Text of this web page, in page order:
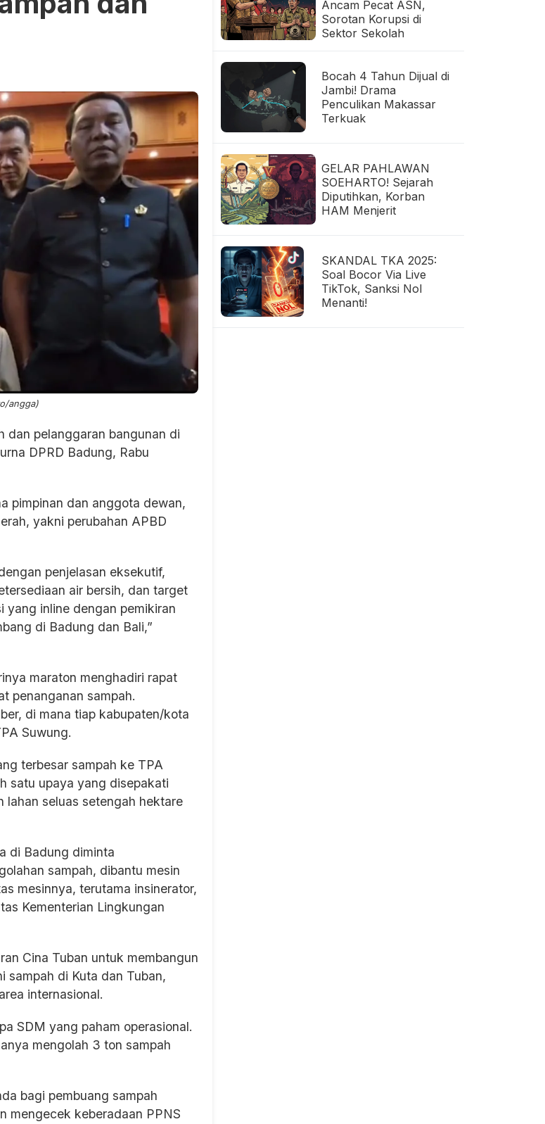
angga)
dan pelanggaran bangunan di
DPRD Badung, Rabu
pimpinan dan anggota dewan,
yakni perubahan APBD
penjelasan eksekutif,
air bersih, dan target
yang inline dengan pemikiran
di Badung dan Bali,”
maraton menghadiri rapat
penanganan sampah.
di mana tiap kabupaten/kota
Suwung.
terbesar sampah ke TPA
satu upaya yang disepakati
lahan seluas setengah hektare
di Badung diminta
sampah, dibantu mesin
mesinnya, terutama insinerator,
Kementerian Lingkungan
Cina Tuban untuk membangun
sampah di Kuta dan Tuban,
internasional.
SDM yang paham operasional.
mengolah 3 ton sampah
bagi pembuang sampah
mengecek keberadaan PPNS
Ancam Pecat ASN,
Sorotan Korupsi di
Sektor Sekolah
Bocah 4 Tahun Dijual di
Jambi! Drama
Penculikan Makassar
Terkuak
GELAR PAHLAWAN
SOEHARTO! Sejarah
Diputihkan, Korban
HAM Menjerit
SKANDAL TKA 2025:
Soal Bocor Via Live
TikTok, Sanksi Nol
Menanti!